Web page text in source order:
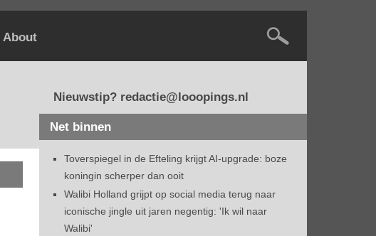
About
Nieuwstip? redactie@looopings.nl
Net binnen
Toverspiegel in de Efteling krijgt AI-upgrade: boze
koningin scherper dan ooit
Walibi Holland grijpt op social media terug naar
iconische jingle uit jaren negentig: 'Ik wil naar
Walibi'